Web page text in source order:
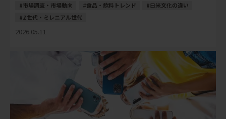
市場調査・市場動向 食品・飲料トレンド
日米文化の違い
Z世代・ミレニアル世代
2026.05.11